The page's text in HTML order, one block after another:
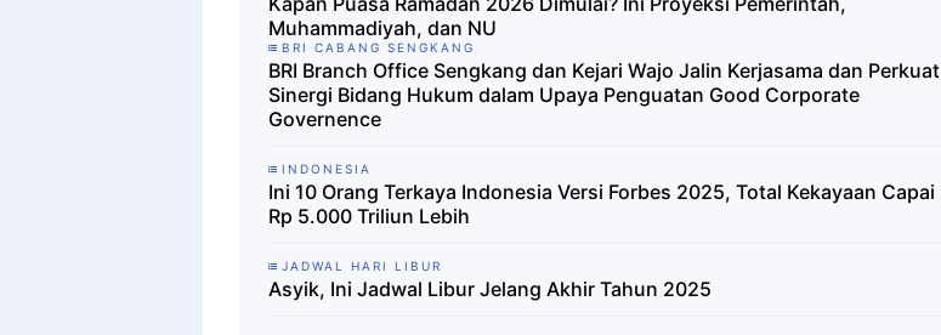
Muhammadiyah, dan NU
BRI CABANG SENGKANG
BRI Branch Office Sengkang dan Kejari Wajo Jalin Kerjasama dan Perkuat
Sinergi Bidang Hukum dalam Upaya Penguatan Good Corporate
Governence
INDONESIA
Ini 10 Orang Terkaya Indonesia Versi Forbes 2025, Total Kekayaan Capai
Rp 5.000 Triliun Lebih
JADWAL HARI LIBUR
Asyik, Ini Jadwal Libur Jelang Akhir Tahun 2025